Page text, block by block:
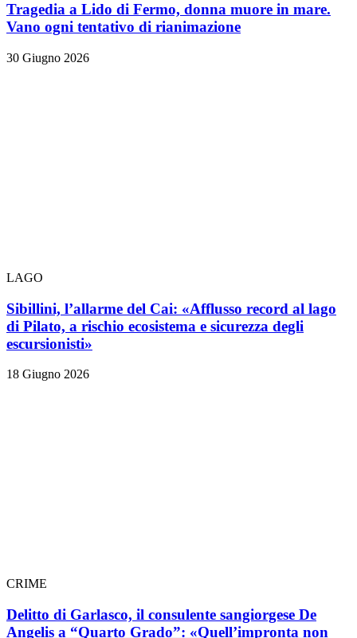
Tragedia a Lido di Fermo, donna muore in mare.
Vano ogni tentativo di rianimazione
30 Giugno 2026
LAGO
Sibillini, l’allarme del Cai: «Afflusso record al lago
di Pilato, a rischio ecosistema e sicurezza degli
escursionisti»
18 Giugno 2026
CRIME
Delitto di Garlasco, il consulente sangiorgese De
Angelis a “Quarto Grado”: «Quell’impronta non